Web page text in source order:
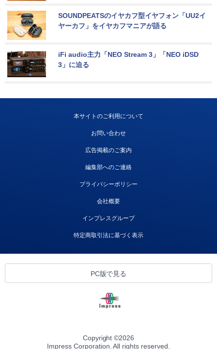
SOUNDPEATSのイヤカフ型イヤフォン「UU2イ
ヤーカフ」をイヤカフマニアが語る
iFi audio主力「NEO Stream 3」「NEO iDSD
3」に迫る
本サイトのご利用について
お問い合わせ
広告掲載のご案内
編集部へのご連絡
プライバシーポリシー
会社概要
インプレスグループ
特定商取引法に基づく表示
PC版で見る
Copyright ©2026
Impress Corporation. All rights reserved.